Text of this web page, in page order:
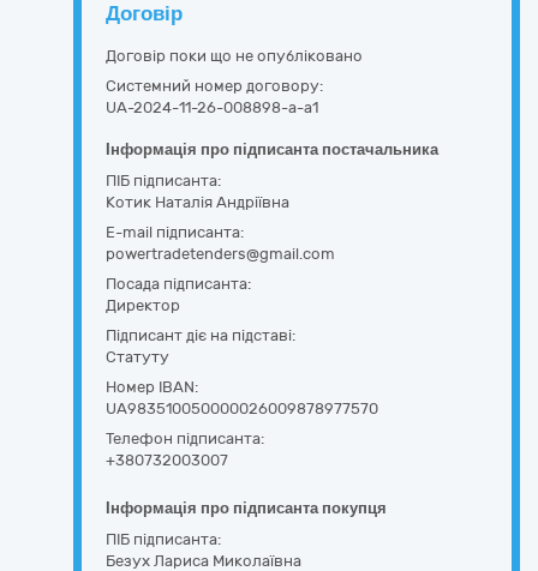
Договір
Договір поки що не опубліковано
Системний номер договору:
UA-2024-11-26-008898-a-a1
Інформація про підписанта постачальника
ПІБ підписанта:
Котик Наталія Андріївна
E-mail підписанта:
powertradetenders@gmail.com
Посада підписанта:
Директор
Підписант діє на підставі:
Статуту
Номер IBAN:
UA983510050000026009878977570
Телефон підписанта:
+380732003007
Інформація про підписанта покупця
ПІБ підписанта:
Безух Лариса Миколаївна